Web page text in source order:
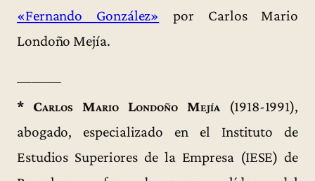
«Fernando González» por Carlos Mario
Londoño Mejía.
———
* Carlos Mario Londoño Mejía(1918-1991),
abogado, especializado en el Instituto de
Estudios Superiores de la Empresa (IESE) de